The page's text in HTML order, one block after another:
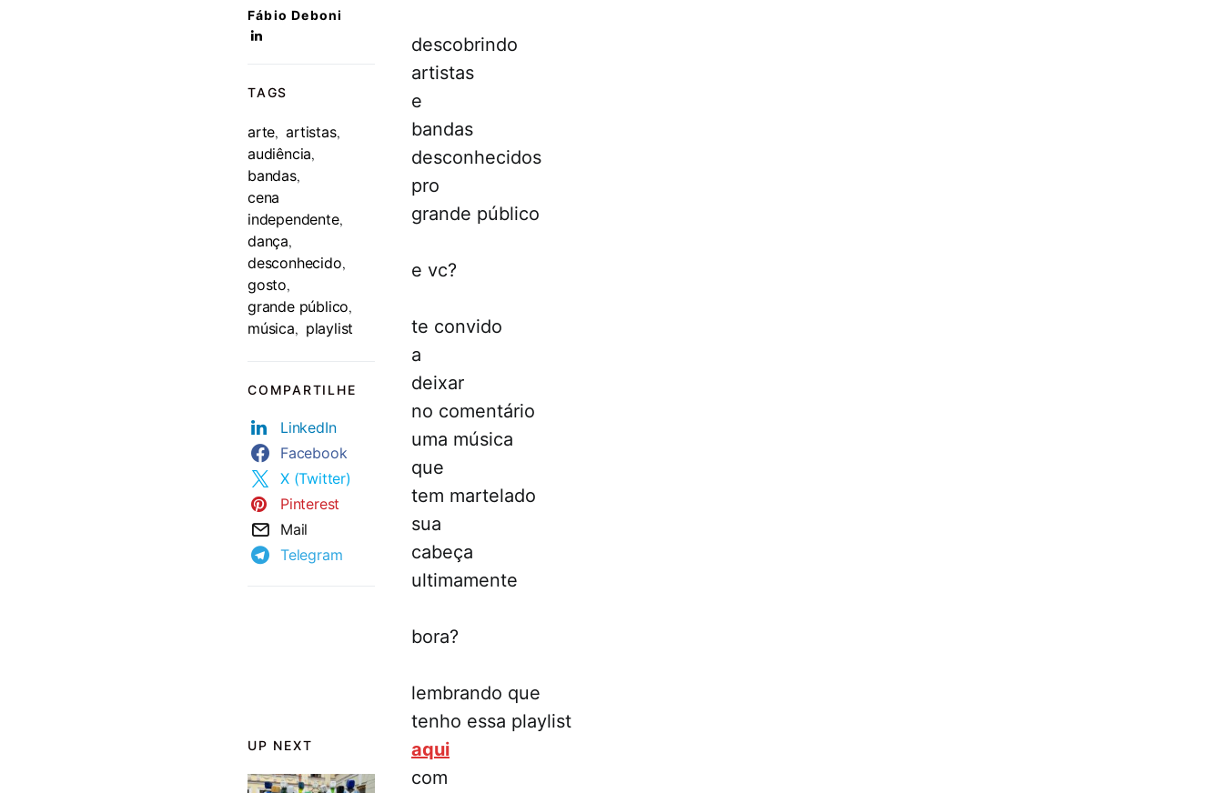
UP NEXT
Fábio Deboni
TAGS
arte, artistas,
audiência,
bandas,
cena
independente,
dança,
desconhecido,
gosto,
grande público,
música, playlist
COMPARTILHE
LinkedIn
Facebook
X (Twitter)
Pinterest
Mail
Telegram
descobrindo
artistas
e
bandas
desconhecidos
pro
grande público
e vc?
te convido
a
deixar
no comentário
uma música
que
tem martelado
sua
cabeça
ultimamente
bora?
lembrando que
tenho essa playlist
aqui
com